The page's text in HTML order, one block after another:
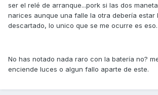
ser el relé de arranque...pork si las dos
narices aunque una falle la otra debería estar
descartado, lo unico que se me ocurre es eso.
No has notado nada raro con la batería no?
enciende luces o algun fallo aparte de este.